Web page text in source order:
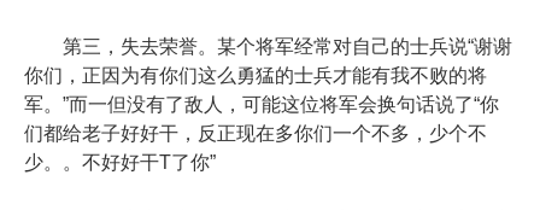
第三，失去荣誉。某个将军经常对自己的士兵说“谢谢
你们，正因为有你们这么勇猛的士兵才能有我不败的将
军。”而一但没有了敌人，可能这位将军会换句话说了“你
们都给老子好好干，反正现在多你们一个不多，少个不
少。。不好好干T了你”